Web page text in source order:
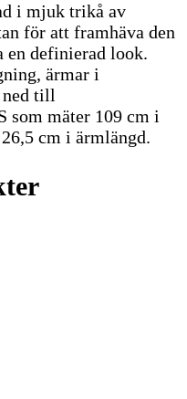
i mjuk trikå av
för att framhäva den
en definierad look.
ärmar i
ned till
som mäter 109 cm i
cm i ärmlängd.